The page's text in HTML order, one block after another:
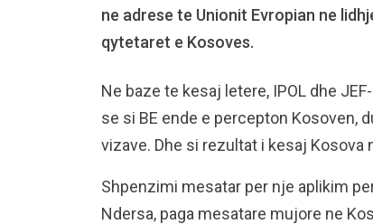
ne adrese te Unionit Evropian ne
qytetaret e Kosoves.
Ne baze te kesaj letere, IPOL dhe
se si BE ende e percepton Kosoven,
vizave. Dhe si rezultat i kesaj
Shpenzimi mesatar per nje aplikim
Ndersa, paga mesatare mujore ne